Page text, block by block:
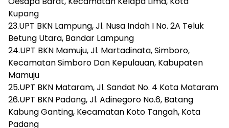
Kupang
23.UPT BKN Lampung, Jl. Nusa Indah I No. 2A Teluk
Betung Utara, Bandar Lampung
24.UPT BKN Mamuju, Jl. Martadinata, Simboro,
Kecamatan Simboro Dan Kepulauan, Kabupaten
Mamuju
25.UPT BKN Mataram, Jl. Sandat No. 4 Kota Mataram
26.UPT BKN Padang, Jl. Adinegoro No.6, Batang
Kabung Ganting, Kecamatan Koto Tangah, Kota
Padang